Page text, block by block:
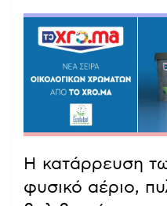
Η κατάρρευση
φυσικό αέριο,